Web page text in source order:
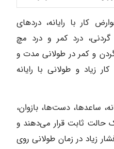
کار با رایانه، دردهای
گردنی، درد کمر و درد مچ
و کمر در طولانی مدت و
زیاد و طولانی با رایانه
ساعدها، دست‌ها، بازوان،
ثابت قرار می‌دهند و
زیاد در زمان طولانی روی